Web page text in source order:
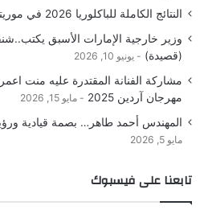
النتائج الكاملة للباكلوريا 2026 في موريتانيا
وزير خارجية الإمارات الأسبق
(قصيدة)
يونيو 10, 2026
مشاركة الفنانة المقتدرة عليه منت
مهرجان آردين 2025
مايو 15, 2026
المهندس أحمد طاهر… بصمة قيادية ورؤية
مايو 5, 2026
تابعنا على فيسبوك